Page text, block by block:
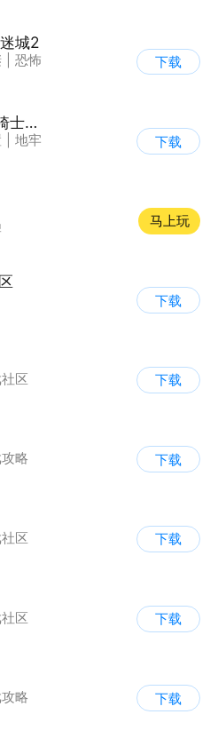
城2
恐怖
下载
地下城堡4：骑士与破碎编年史
地牢
下载
马上玩
下载
区
下载
略
下载
区
下载
区
下载
略
下载